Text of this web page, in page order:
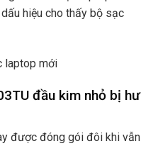
hiệu cho thấy bộ sạc
laptop mới
đầu kim nhỏ bị hư
được đóng gói đôi khi vẫn